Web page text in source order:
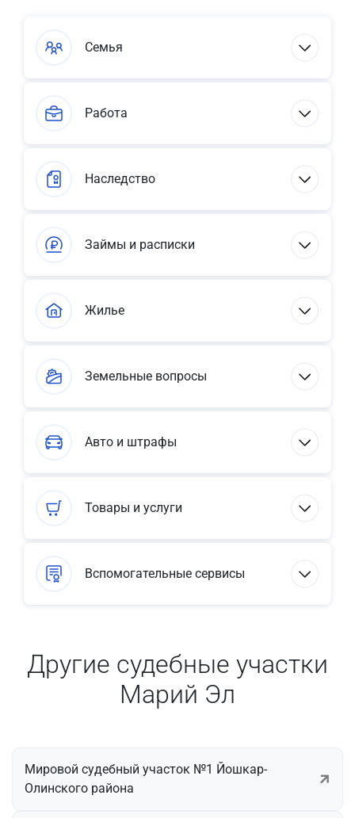
Семья
Работа
Наследство
Займы и расписки
Жилье
Земельные вопросы
Авто и штрафы
Товары и услуги
Вспомогательные сервисы
Другие судебные участки
Марий Эл
Мировой судебный участок №1 Йошкар-
Олинского района